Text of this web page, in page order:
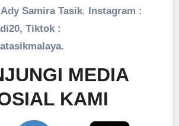
Samira Tasik,
Instagram :
Tiktok :
MEDIA
KAMI